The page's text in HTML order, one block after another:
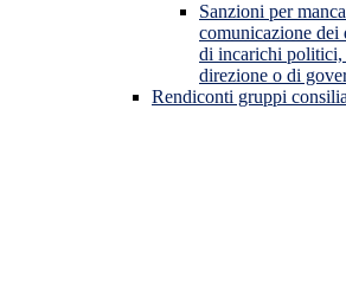
Sanzioni per
comunicazione dei
di incarichi politici,
direzione o di
Rendiconti gruppi